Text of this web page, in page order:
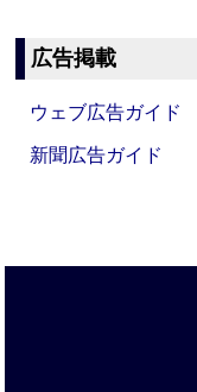
広告掲載
ウェブ広告ガイド
新聞広告ガイド